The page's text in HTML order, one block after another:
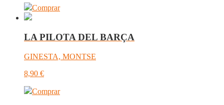
Comprar
LA PILOTA DEL BARÇA
GINESTA, MONTSE
8,90 €
Comprar